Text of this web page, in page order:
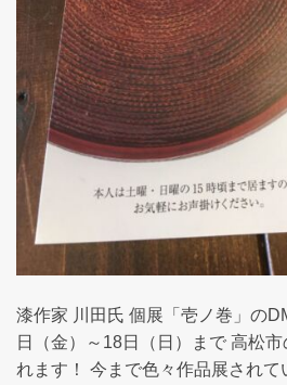
漆作家 川田氏 個展「壱ノ巻」の
日（金）～18日（日）まで 高松
れます！ 今まで色々作品展され